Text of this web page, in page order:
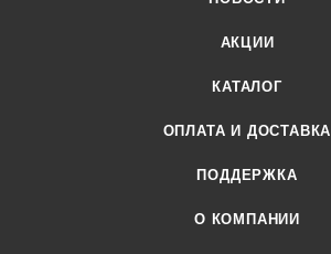
АКЦИИ
КАТАЛОГ
ОПЛАТА И ДОСТАВКА
ПОДДЕРЖКА
О КОМПАНИИ